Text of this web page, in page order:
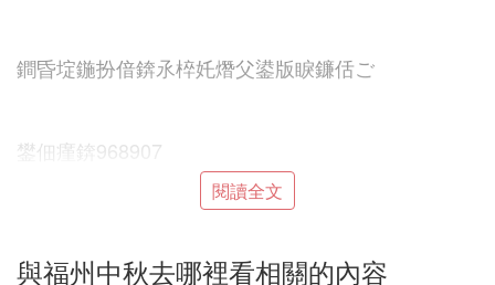
鐧昏埞鍦扮偣錛氶椊奼熸父鍙版睙鐮佸ご
鐢佃瘽錛968907
2銆佸唴娌蟲父
閱讀全文
與福州中秋去哪裡看相關的內容